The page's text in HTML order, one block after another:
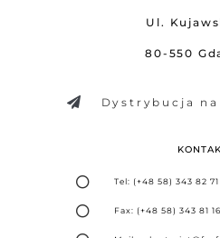
Ul.
80-550
Dystrybucja
Tel: (+48 58) 343 82 71
Fax: (+48 58) 343 81 16